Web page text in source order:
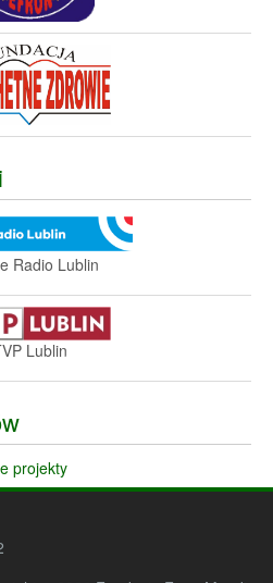
Radio Lublin
Lublin
projekty